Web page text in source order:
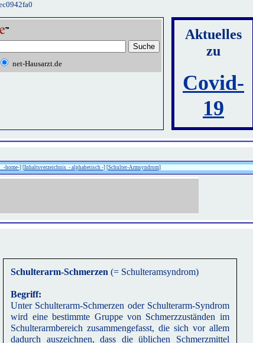
net-Hausarzt.de
Aktuelles
zu
Covid-
19
-home-] [Inhaltsverzeichnis - alphabetisch -] [Schulter-Armsyndrom]
Schulterarm-Schmerzen (= Schulteramsyndrom)
Begriff:
Unter Schulterarm-Schmerzen oder Schulterarm-Syndrom
wird eine bestimmte Gruppe von Schmerzzuständen im
Schulterarmbereich zusammengefasst, die sich vor allem
dadurch auszeichnen, dass die üblichen Schmerzmittel